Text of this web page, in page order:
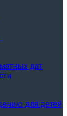
дат
для детей